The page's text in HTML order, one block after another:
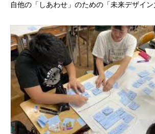
自他の「しあわせ」のための「未来デザイ